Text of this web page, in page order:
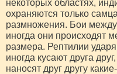
некоторых областях,
охраняются только
размножения. Бои между
иногда они происходят
размера. Рептилии
иногда кусают друга
наносят друг другу